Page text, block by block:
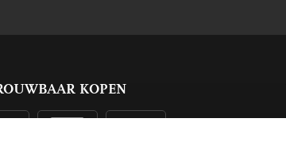
KOPEN